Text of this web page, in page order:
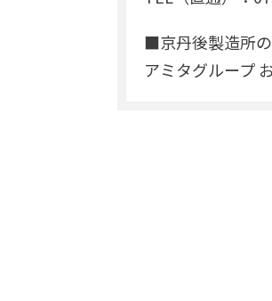
■京丹後製造所
アミタグループ